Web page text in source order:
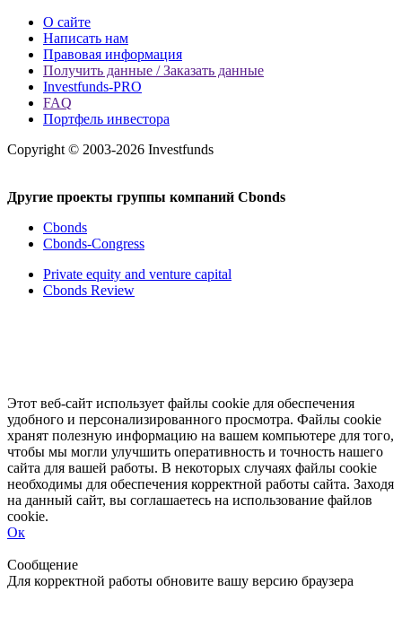
О сайте
Написать нам
Правовая информация
Получить данные / Заказать данные
Investfunds-PRO
FAQ
Портфель инвестора
Copyright © 2003-2026 Investfunds
Другие проекты группы компаний Cbonds
Cbonds
Cbonds-Congress
Private equity and venture capital
Cbonds Review
Этот веб-сайт использует файлы cookie для обеспечения
удобного и персонализированного просмотра. Файлы cookie
хранят полезную информацию на вашем компьютере для того,
чтобы мы могли улучшить оперативность и точность нашего
сайта для вашей работы. В некоторых случаях файлы cookie
необходимы для обеспечения корректной работы сайта. Заходя
на данный сайт, вы соглашаетесь на использование файлов
cookie.
Ок
Сообщение
Для корректной работы обновите вашу версию браузера